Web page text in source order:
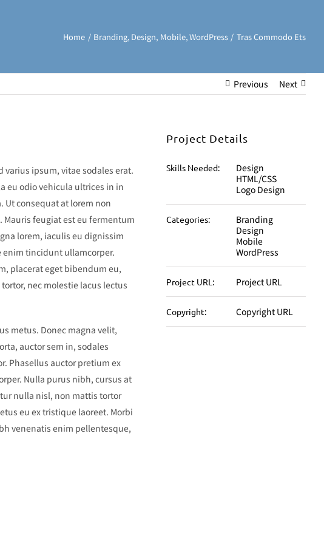
Home Branding Design Mobile WordPress Tras Commodo Ets
Previous Next
ipsum, vitae sodales erat.
eu odio vehicula ultrices in in
consequat at lorem non
Mauris feugiat est eu fermentum
lorem, iaculis eu dignissim
enim tincidunt ullamcorper.
placerat eget bibendum eu,
nec molestie lacus lectus
metus. Donec magna velit,
auctor sem in, sodales
Phasellus auctor pretium ex
Nulla purus nibh, cursus at
nulla nisl, non mattis tortor
eu ex tristique laoreet. Morbi
venenatis enim pellentesque,
Project Details
Skills Needed:
Design
HTML/CSS
Logo Design
Categories:
Branding
Design
Mobile
WordPress
Project URL: Project URL
Copyright: Copyright URL